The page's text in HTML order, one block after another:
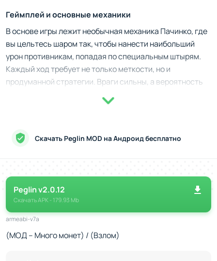
Геймплей и основные механики
В основе игры лежит необычная механика Пачинко, где
вы цельтесь шаром так, чтобы нанести наибольший
урон противникам, попадая по специальным штырям.
Каждый ход требует не только меткости, но и
продуманной стратегии. Враги сильны, а вероятность
поскольку после проигрыша все начинается заново,
Особенности и разнообразие
Реликвии: Найденные магические реликвии
или усиливая ваши шансы.
Случайно генерируемые карты
Скачать Peglin MOD на Андроид бесплатно
Peglin v2.0.12
СкачатьAPK- 179.93 Mb
armeabi-v7a
(МОД – Много монет) / (Взлом)